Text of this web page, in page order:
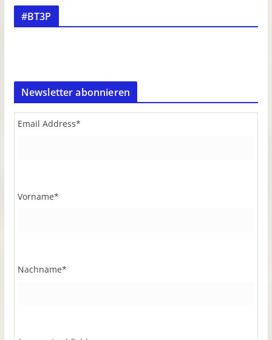
#BT3P
Newsletter abonnieren
Email Address*
Vorname*
Nachname*